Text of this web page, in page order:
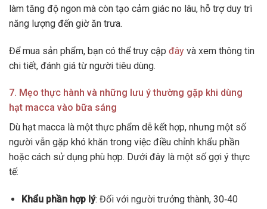
làm tăng độ ngon mà còn tạo cảm giác no lâu, hỗ trợ duy trì
năng lượng đến giờ ăn trưa.
Để mua sản phẩm, bạn có thể truy cập đây và xem thông tin
chi tiết, đánh giá từ người tiêu dùng.
7. Mẹo thực hành và những lưu ý thường gặp khi dùng
hạt macca vào bữa sáng
Dù hạt macca là một thực phẩm dễ kết hợp, nhưng một số
người vẫn gặp khó khăn trong việc điều chỉnh khẩu phần
hoặc cách sử dụng phù hợp. Dưới đây là một số gợi ý thực
tế:
Khẩu phần hợp lý: Đối với người trưởng thành, 30‑40